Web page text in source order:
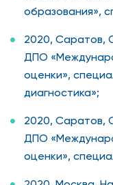
образования»,
2020, Саратов,
ДПО
оценки»,
диагностика»;
2020, Саратов,
ДПО
оценки»,